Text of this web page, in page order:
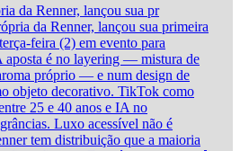
da Renner, lançou sua pr